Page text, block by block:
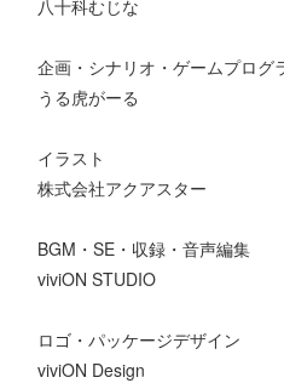
八十科むじな
企画・シナリオ・ゲームプログ
うる虎がーる
イラスト
株式会社アクアスター
BGM・SE・収録・音声編集
viviON STUDIO
ロゴ・パッケージデザイン
viviON Design